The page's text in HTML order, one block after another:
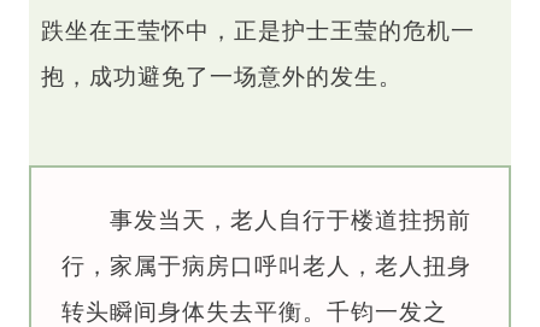
跌坐在王莹怀中，正是护士王莹的危机一
抱，成功避免了一场意外的发生。
事发当天，老人自行于楼道拄拐前
行，家属于病房口呼叫老人，老人扭身
转头瞬间身体失去平衡。千钧一发之